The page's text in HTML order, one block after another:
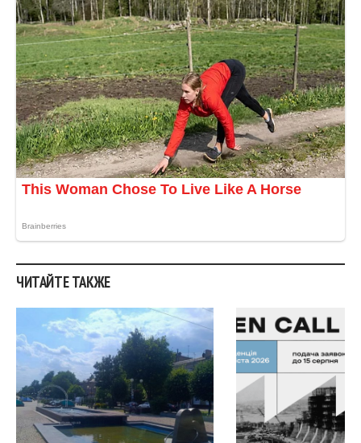
ЧИТАЙТЕ ТАКЖЕ